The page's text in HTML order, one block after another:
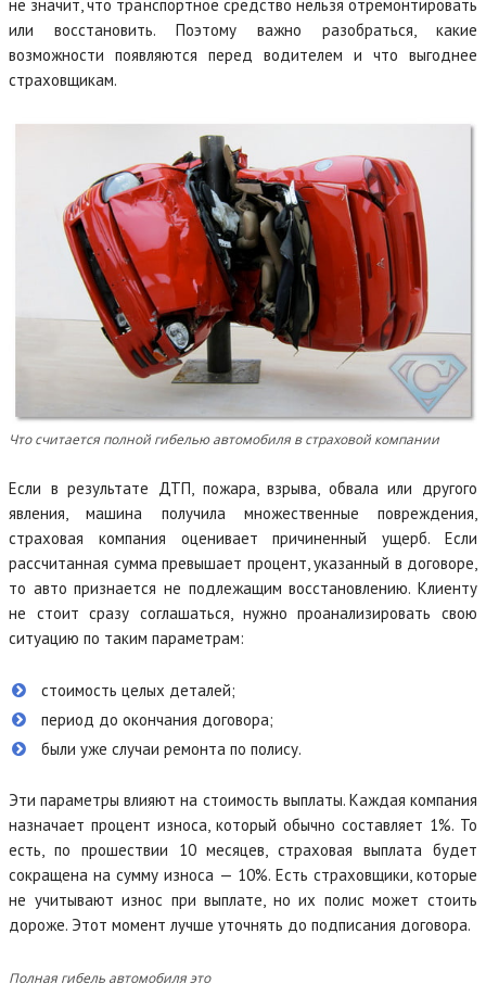
не значит, что транспортное средство нельзя отремонтировать
или восстановить. Поэтому важно разобраться, какие
возможности появляются перед водителем и что выгоднее
страховщикам.
Что считается полной гибелью автомобиля в страховой компании
Если в результате ДТП, пожара, взрыва, обвала или другого
явления, машина получила множественные повреждения,
страховая компания оценивает причиненный ущерб. Если
рассчитанная сумма превышает процент, указанный в договоре,
то авто признается не подлежащим восстановлению. Клиенту
не стоит сразу соглашаться, нужно проанализировать свою
ситуацию по таким параметрам:
стоимость целых деталей;
период до окончания договора;
были уже случаи ремонта по полису.
Эти параметры влияют на стоимость выплаты. Каждая компания
назначает процент износа, который обычно составляет 1%. То
есть, по прошествии 10 месяцев, страховая выплата будет
сокращена на сумму износа — 10%. Есть страховщики, которые
не учитывают износ при выплате, но их полис может стоить
дороже. Этот момент лучше уточнять до подписания договора.
Полная гибель автомобиля это